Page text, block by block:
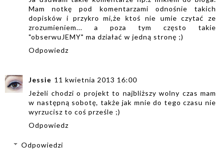
Mam notkę pod komentarzami odnośnie takich
dopisków i przykro mi,że ktoś nie umie czytać ze
zrozumieniem... a poza tym często takie
"obserwuJEMY" ma działać w jedną stronę ;)
Odpowiedz
Jessie 11 kwietnia 2013 16:00
Jeżeli chodzi o projekt to najbliższy wolny czas mam
w następną sobotę, także jak mnie do tego czasu nie
wyrzucisz to coś prześle ;)
Odpowiedz
Odpowiedzi